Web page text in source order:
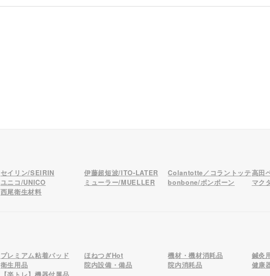
セイリン/SEIRIN 伊藤超短波/ITO-LATER Colantotte／コラントッテ高田
ユニコ/UNICO ミューラー/MUELLER bonbone/ボンボーン
マク
西尾衛生材料
プレミアム粘着パッド ほねつぎHot 機材・機材消耗品
鍼灸
衛生用品 院内設備・備品 院内消耗品
健康
【楽トレ】機器付属品